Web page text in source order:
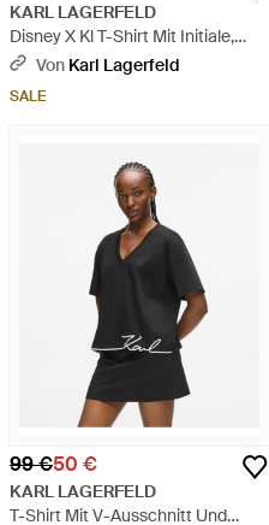
KARL LAGERFELD
Disney X Kl T-Shirt Mit Initiale,
Damen, Größe - Schwarz
Von Karl Lagerfeld
SALE
99 €50 €
KARL LAGERFELD
T-Shirt Mit V-Ausschnitt Und